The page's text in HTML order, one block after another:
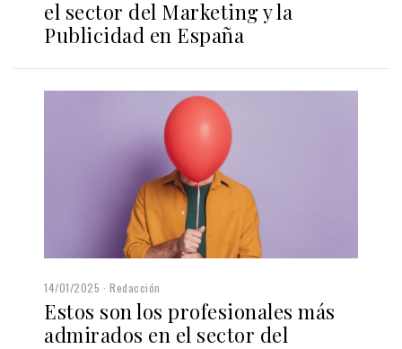
el sector del Marketing y la
Publicidad en España
14/01/2025 Redacción
Estos son los profesionales más
admirados en el sector del